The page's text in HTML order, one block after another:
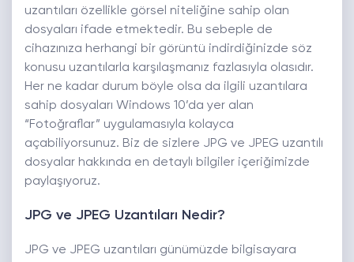
uzantıları özellikle görsel niteliğine sahip olan
dosyaları ifade etmektedir. Bu sebeple de
cihazınıza herhangi bir görüntü indirdiğinizde söz
konusu uzantılarla karşılaşmanız fazlasıyla olasıdır.
Her ne kadar durum böyle olsa da ilgili uzantılara
sahip dosyaları Windows 10’da yer alan
“Fotoğraflar” uygulamasıyla kolayca
açabiliyorsunuz. Biz de sizlere JPG ve JPEG uzantılı
dosyalar hakkında en detaylı bilgiler içeriğimizde
paylaşıyoruz.
JPG ve JPEG Uzantıları Nedir?
JPG ve JPEG uzantıları günümüzde bilgisayara